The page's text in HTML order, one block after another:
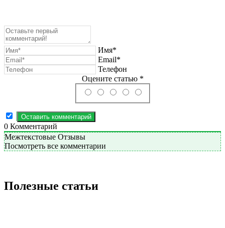
Имя*
Email*
Телефон
Оцените статью *
0 Комментарий
Межтекстовые Отзывы
Посмотреть все комментарии
Полезные статьи